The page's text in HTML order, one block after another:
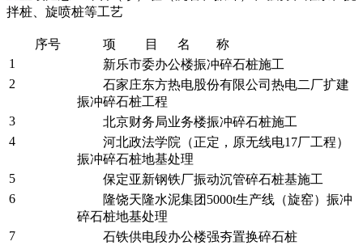
序号
项 目 名 称
1
新乐市委办公楼振冲碎石桩施工
2
石家庄东方热电股份有限公司热电二厂扩建
振冲碎石桩工程
3
北京财务局业务楼振冲碎石桩施工
4
河北政法学院（正定，原无线电17厂工程）
振冲碎石桩地基处理
5
保定亚新钢铁厂振动沉管碎石桩基施工
6
隆饶天隆水泥集团5000t生产线（旋窑）振冲
碎石桩地基处理
7
石铁供电段办公楼强夯置换碎石桩